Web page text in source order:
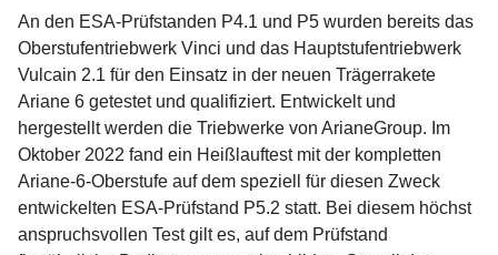
An den ESA-Prüfstanden P4.1 und P5 wurden bereits das
Oberstufentriebwerk Vinci und das Hauptstufentriebwerk
Vulcain 2.1 für den Einsatz in der neuen Trägerrakete
Ariane 6 getestet und qualifiziert. Entwickelt und
hergestellt werden die Triebwerke von ArianeGroup. Im
Oktober 2022 fand ein Heißlauftest mit der kompletten
Ariane-6-Oberstufe auf dem speziell für diesen Zweck
entwickelten ESA-Prüfstand P5.2 statt. Bei diesem höchst
anspruchsvollen Test gilt es, auf dem Prüfstand